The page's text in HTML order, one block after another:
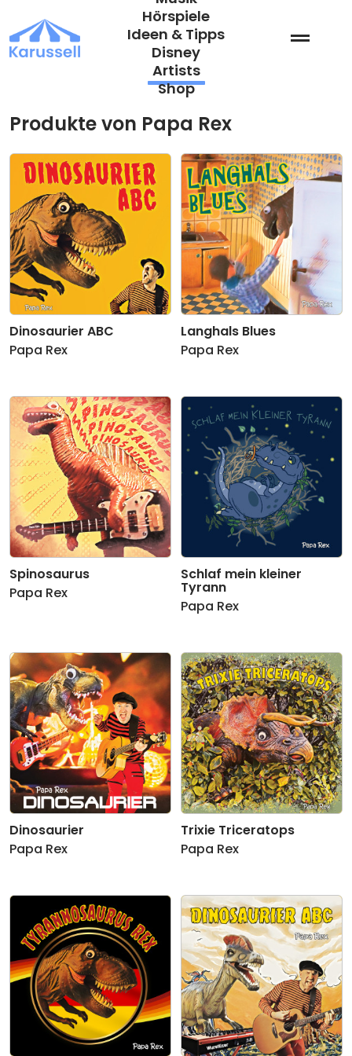
Inhalt
springen
Hörspiele
Ideen & Tipps
Disney
Artists
Shop
Produkte von Papa Rex
Dinosaurier ABC
Papa Rex
Langhals Blues
Papa Rex
Spinosaurus
Papa Rex
Schlaf mein kleiner
Tyrann
Papa Rex
Dinosaurier
Papa Rex
Trixie Triceratops
Papa Rex